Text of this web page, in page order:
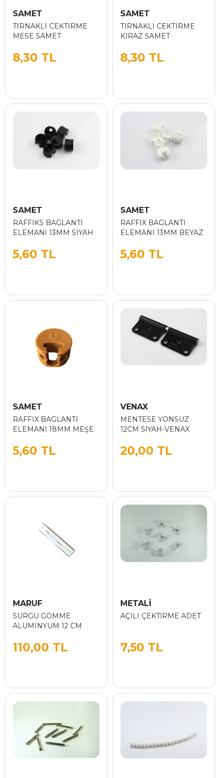
SAMET
TIRNAKLI CEKTIRME
MESE SAMET
8,30 TL
SAMET
TIRNAKLI CEKTIRME
KIRAZ SAMET
8,30 TL
SAMET
RAFFIKS BAGLANTI
ELEMANI 13MM SIYAH
5,60 TL
SAMET
RAFFIX BAGLANTI
ELEMANI 13MM BEYAZ
5,60 TL
SAMET
RAFFIX BAGLANTI
ELEMANI 18MM MEŞE
5,60 TL
VENAX
MENTESE YONSUZ
12CM SİYAH-VENAX
20,00 TL
MARUF
SURGU GOMME
ALUMINYUM 12 CM
110,00 TL
METALİ
AÇILI ÇEKTİRME ADET
7,50 TL